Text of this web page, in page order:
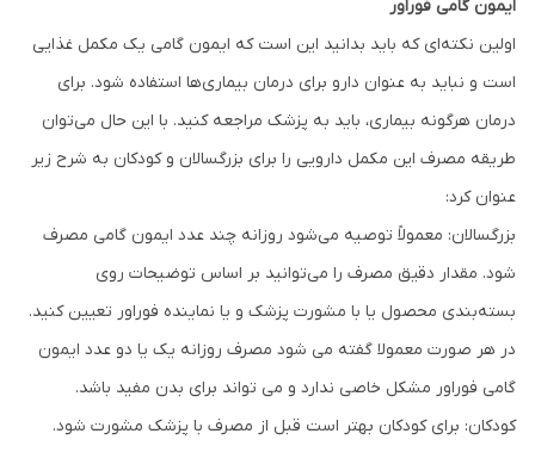
ایمون گامی فوراور
اولین نکته‌ای که باید بدانید این است که ایمون گامی یک مکمل غذایی
است و نباید به عنوان دارو برای درمان بیماری‌ها استفاده شود. برای
درمان هرگونه بیماری، باید به پزشک مراجعه کنید. با این حال می‌توان
طریقه مصرف این مکمل دارویی را برای بزرگسالان و کودکان به شرح زیر
عنوان کرد:
بزرگسالان: معمولاً توصیه می‌شود روزانه چند عدد ایمون گامی مصرف
شود. مقدار دقیق مصرف را می‌توانید بر اساس توضیحات روی
بسته‌بندی محصول یا با مشورت پزشک و یا نماینده فوراور تعیین کنید.
در هر صورت معمولا گفته می شود مصرف روزانه یک یا دو عدد ایمون
گامی فوراور مشکل خاصی ندارد و می تواند برای بدن مفید باشد.
کودکان: برای کودکان بهتر است قبل از مصرف با پزشک مشورت شود.